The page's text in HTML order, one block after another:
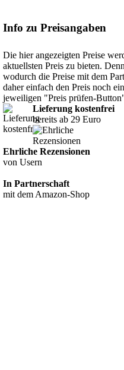
Info zu Preisangaben
Die hier angezeigten Preise
aktuellsten Preis zu bieten.
wodurch die Preise mit dem
daher einfach den Preis noch
jeweiligen "Preis prüfen-
Lieferung kostenfrei
bereits ab 29 Euro
Ehrliche Rezensionen
von Usern
In Partnerschaft
mit dem Amazon-Shop